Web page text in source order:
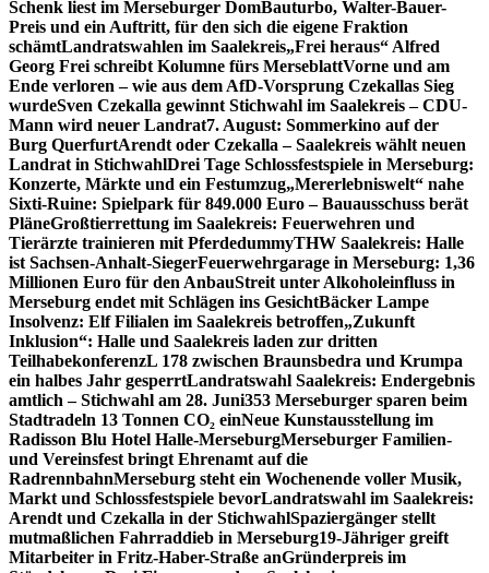
Schenk liest im Merseburger DomBauturbo, Walter-Bauer-
Preis und ein Auftritt, für den sich die eigene Fraktion
schämtLandratswahlen im Saalekreis„Frei heraus“ Alfred
Georg Frei schreibt Kolumne fürs MerseblattVorne und am
Ende verloren – wie aus dem AfD-Vorsprung Czekallas Sieg
wurdeSven Czekalla gewinnt Stichwahl im Saalekreis – CDU-
Mann wird neuer Landrat7. August: Sommerkino auf der
Burg QuerfurtArendt oder Czekalla – Saalekreis wählt neuen
Landrat in StichwahlDrei Tage Schlossfestspiele in Merseburg:
Konzerte, Märkte und ein Festumzug„Mererlebniswelt“ nahe
Sixti-Ruine: Spielpark für 849.000 Euro – Bauausschuss berät
PläneGroßtierrettung im Saalekreis: Feuerwehren und
Tierärzte trainieren mit PferdedummyTHW Saalekreis: Halle
ist Sachsen-Anhalt-SiegerFeuerwehrgarage in Merseburg: 1,36
Millionen Euro für den AnbauStreit unter Alkoholeinfluss in
Merseburg endet mit Schlägen ins GesichtBäcker Lampe
Insolvenz: Elf Filialen im Saalekreis betroffen„Zukunft
Inklusion“: Halle und Saalekreis laden zur dritten
TeilhabekonferenzL 178 zwischen Braunsbedra und Krumpa
ein halbes Jahr gesperrtLandratswahl Saalekreis: Endergebnis
amtlich – Stichwahl am 28. Juni353 Merseburger sparen beim
Stadtradeln 13 Tonnen CO₂ einNeue Kunstausstellung im
Radisson Blu Hotel Halle-MerseburgMerseburger Familien-
und Vereinsfest bringt Ehrenamt auf die
RadrennbahnMerseburg steht ein Wochenende voller Musik,
Markt und Schlossfestspiele bevorLandratswahl im Saalekreis:
Arendt und Czekalla in der StichwahlSpaziergänger stellt
mutmaßlichen Fahrraddieb in Merseburg19-Jähriger greift
Mitarbeiter in Fritz-Haber-Straße anGründerpreis im